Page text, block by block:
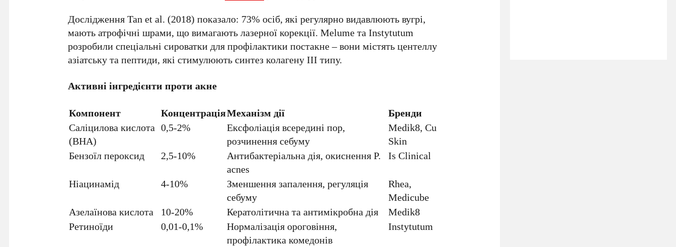
Дослідження Tan et al. (2018) показало: 73% осіб, які регулярно видавлюють вугрі,
мають атрофічні шрами, що вимагають лазерної корекції. Melume та Instytutum
розробили спеціальні сироватки для профілактики постакне – вони містять центеллу
азіатську та пептиди, які стимулюють синтез колагену III типу.
Активні інгредієнти проти акне
Компонент
КонцентраціяМеханізм дії
Бренди
Саліцилова кислота
(BHA)
0,5-2%
Ексфоліація всередині пор,
розчинення себуму
Medik8, Cu
Skin
Бензоїл пероксид
2,5-10%
Антибактеріальна дія, окиснення P.
acnes
Is Clinical
Ніацинамід 4-10%
Зменшення запалення, регуляція
себуму
Rhea,
Medicube
Азелаїнова кислота 10-20% Кератолітична та антимікробна дія
Medik8
Ретиноїди
0,01-0,1%
Нормалізація ороговіння,
профілактика комедонів
Instytutum